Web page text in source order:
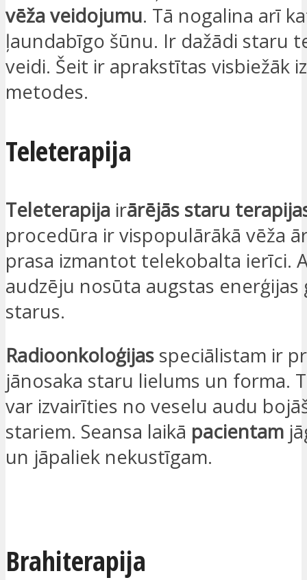
vēža veidojumu. Tā nogalina arī
ļaundabīgo šūnu. Ir dažādi staru
veidi. Šeit ir aprakstītas visbiežāk
metodes.
Teleterapija
Teleterapija irārējās staru
procedūra ir vispopulārākā vēža
prasa izmantot telekobalta ierīci.
audzēju nosūta augstas enerģijas
starus.
Radioonkoloģijas speciālistam ir
jānosaka staru lielums un forma.
var izvairīties no veselu audu
stariem. Seansa laikā pacientam
un jāpaliek nekustīgam.
Brahiterapija